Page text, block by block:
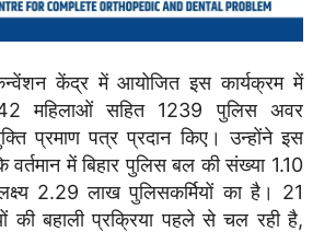
केंद्र में आयोजित इस कार्यक्रम में
महिलाओं सहित 1239 पुलिस अवर
प्रमाण पत्र प्रदान किए। उन्होंने इस
में बिहार पुलिस बल की संख्या 1.10
2.29 लाख पुलिसकर्मियों का है। 21
की बहाली प्रक्रिया पहले से चल रही है,